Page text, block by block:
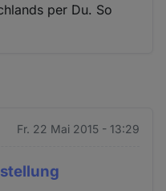
per Du. So
Fr. 22 Mai 2015 - 13:29